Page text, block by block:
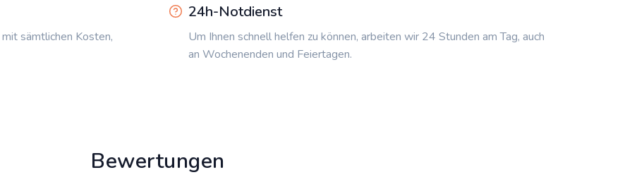
sämtlichen Kosten,
24h-Notdienst
Um Ihnen schnell helfen zu können, arbeiten wir 24 Stunden am Tag, auch
an Wochenenden und Feiertagen.
Bewertungen